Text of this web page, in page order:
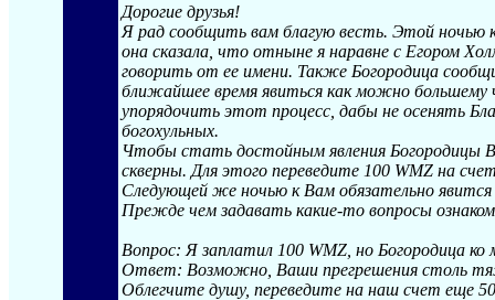
Дорогие друзья!
Я рад сообщить вам благую весть. Этой ночью
она сказала, что отныне я наравне с Егором
говорить от ее имени. Также Богородица
ближайшее время явиться как можно большему
упорядочить этот процесс, дабы не осенять
богохульных.
Чтобы стать достойным явления Богородицы
скверны. Для этого переведите 100 WMZ на
Следующей же ночью к Вам обязательно явится
Прежде чем задавать какие-то вопросы
Вопрос: Я заплатил 100 WMZ, но Богородица
Ответ: Возможно, Ваши прегрешения столь
Облегчите душу, переведите на наш счет еще